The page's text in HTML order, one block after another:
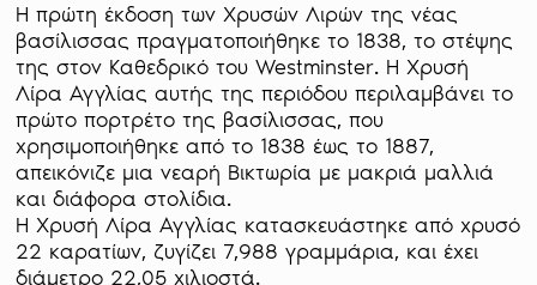
Η πρώτη έκδοση των Χρυσών Λιρών της νέας
βασίλισσας πραγματοποιήθηκε το 1838, το στέψης
της στον Καθεδρικό του Westminster. Η Χρυσή
Λίρα Αγγλίας αυτής της περιόδου περιλαμβάνει το
πρώτο πορτρέτο της βασίλισσας, που
χρησιμοποιήθηκε από το 1838 έως το 1887,
απεικόνιζε μια νεαρή Βικτωρία με μακριά μαλλιά
και διάφορα στολίδια.
Η Χρυσή Λίρα Αγγλίας κατασκευάστηκε από χρυσό
22 καρατίων, ζυγίζει 7,988 γραμμάρια, και έχει
διάμετρο 22,05 χιλιοστά.